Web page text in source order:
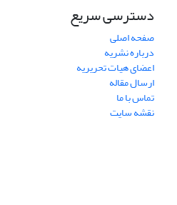
دسترسی سریع
صفحه اصلی
درباره نشریه
اعضای هیات تحریریه
ارسال مقاله
تماس با ما
نقشه سایت